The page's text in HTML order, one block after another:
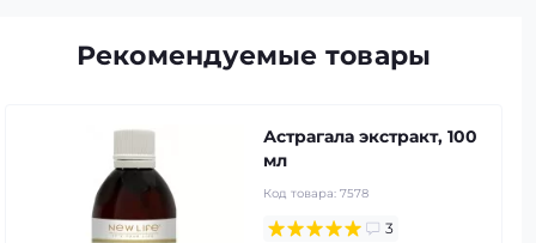
Рекомендуемые товары
Астрагала экстракт, 100
мл
Код товара: 7578
3